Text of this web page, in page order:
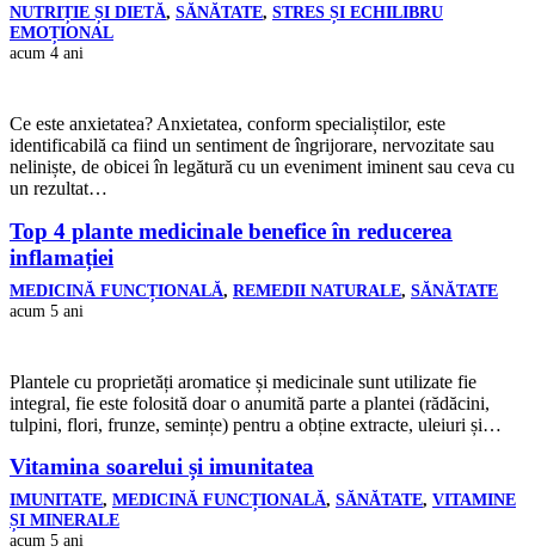
NUTRIȚIE ȘI DIETĂ, SĂNĂTATE, STRES ȘI ECHILIBRU
EMOȚIONAL
acum 4 ani
Ce este anxietatea? Anxietatea, conform specialiștilor, este
identificabilă ca fiind un sentiment de îngrijorare, nervozitate sau
neliniște, de obicei în legătură cu un eveniment iminent sau ceva cu
un rezultat…
Top 4 plante medicinale benefice în reducerea
inflamației
MEDICINĂ FUNCȚIONALĂ, REMEDII NATURALE, SĂNĂTATE
acum 5 ani
Plantele cu proprietăți aromatice și medicinale sunt utilizate fie
integral, fie este folosită doar o anumită parte a plantei (rădăcini,
tulpini, flori, frunze, semințe) pentru a obține extracte, uleiuri și…
Vitamina soarelui și imunitatea
IMUNITATE, MEDICINĂ FUNCȚIONALĂ, SĂNĂTATE, VITAMINE
ȘI MINERALE
acum 5 ani